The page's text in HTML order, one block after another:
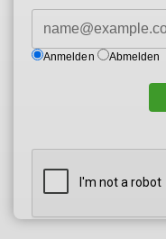
Anmelden Abmelden